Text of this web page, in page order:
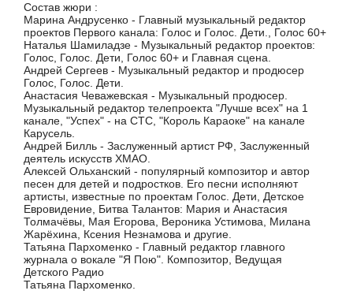
Состав жюри :
Марина Андрусенко - Главный музыкальный редактор
проектов Первого канала: Голос и Голос. Дети., Голос 60+
Наталья Шамиладзе - Музыкальный редактор проектов:
Голос, Голос. Дети, Голос 60+ и Главная сцена.
Андрей Сергеев - Музыкальный редактор и продюсер
Голос, Голос. Дети.
Анастасия Чеважевская - Музыкальный продюсер.
Музыкальный редактор телепроекта "Лучше всех" на 1
канале, "Успех" - на СТС, "Король Караоке" на канале
Карусель.
Андрей Билль - Заслуженный артист РФ, Заслуженный
деятель искусств ХМАО.
Алексей Ольханский - популярный композитор и автор
песен для детей и подростков. Его песни исполняют
артисты, известные по проектам Голос. Дети, Детское
Евровидение, Битва Талантов: Мария и Анастасия
Толмачёвы, Мая Егорова, Вероника Устимова, Милана
Жарёхина, Ксения Незнамова и другие.
Татьяна Пархоменко - Главный редактор главного
журнала о вокале "Я Пою". Композитор, Ведущая
Детского Радио
Татьяна Пархоменко.